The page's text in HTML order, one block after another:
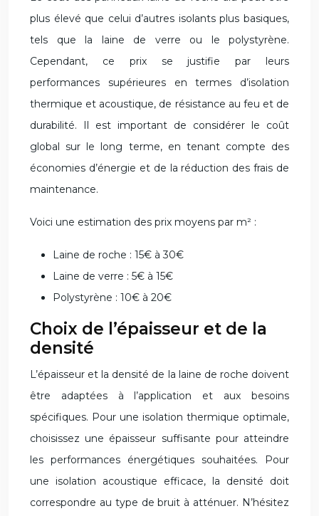
plus élevé que celui d’autres isolants plus basiques,
tels que la laine de verre ou le polystyrène.
Cependant, ce prix se justifie par leurs
performances supérieures en termes d’isolation
thermique et acoustique, de résistance au feu et de
durabilité. Il est important de considérer le coût
global sur le long terme, en tenant compte des
économies d’énergie et de la réduction des frais de
maintenance.
Voici une estimation des prix moyens par m² :
Laine de roche : 15€ à 30€
Laine de verre : 5€ à 15€
Polystyrène : 10€ à 20€
Choix de l’épaisseur et de la
densité
L’épaisseur et la densité de la laine de roche doivent
être adaptées à l’application et aux besoins
spécifiques. Pour une isolation thermique optimale,
choisissez une épaisseur suffisante pour atteindre
les performances énergétiques souhaitées. Pour
une isolation acoustique efficace, la densité doit
correspondre au type de bruit à atténuer. N’hésitez